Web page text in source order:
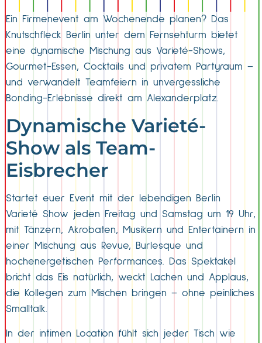
Ein Firmenevent am Wochenende planen? Das
Knutschfleck Berlin unter dem Fernsehturm bietet
eine dynamische Mischung aus Varieté-Shows,
Gourmet-Essen, Cocktails und privatem Partyraum –
und verwandelt Teamfeiern in unvergessliche
Bonding-Erlebnisse direkt am Alexanderplatz.
Dynamische Varieté-
Show als Team-
Eisbrecher
Startet euer Event mit der lebendigen Berlin
Varieté Show jeden Freitag und Samstag um 19 Uhr,
mit Tänzern, Akrobaten, Musikern und Entertainern in
einer Mischung aus Revue, Burlesque und
hochenergetischen Performances. Das Spektakel
bricht das Eis natürlich, weckt Lachen und Applaus,
die Kollegen zum Mischen bringen – ohne peinliches
Smalltalk.
In der intimen Location fühlt sich jeder Tisch wie